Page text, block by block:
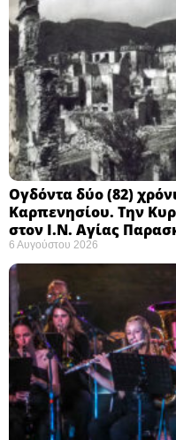
Ογδόντα δύο (82)
Καρπενησίου. Την
στον Ι.Ν. Αγίας
6 Αυγούστου 2026